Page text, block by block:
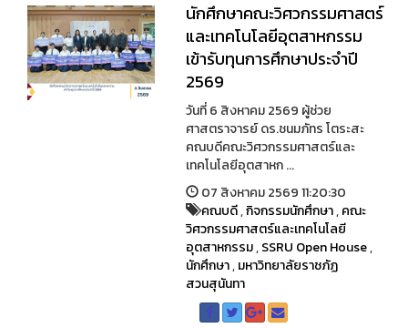
นักศึกษาคณะวิศวกรรมศาสตร์
และเทคโนโลยีอุตสาหกรรม
เข้ารับทุนการศึกษาประจำปี
2569
วันที่ 6 สิงหาคม 2569 ผู้ช่วย
ศาสตราจารย์ ดร.ชนมภัทร โตระสะ
คณบดีคณะวิศวกรรมศาสตร์และ
เทคโนโลยีอุตสาหก ...
07 สิงหาคม 2569 11:20:30
คณบดี,กิจกรรมนักศึกษา,คณะ
วิศวกรรมศาสตร์และเทคโนโลยี
อุตสาหกรรม,SSRU Open House,
นักศึกษา,มหาวิทยาลัยราชภัฏ
สวนสุนันทา